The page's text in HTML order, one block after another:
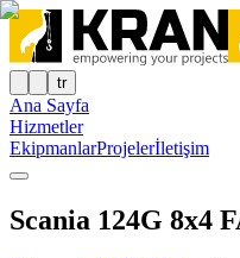
tr
Ana Sayfa
Hizmetler
EkipmanlarProjelerİletişim
Scania 124G 8x4